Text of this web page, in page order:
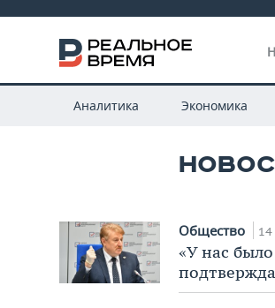
Аналитика Экономика
Общество
«У нас